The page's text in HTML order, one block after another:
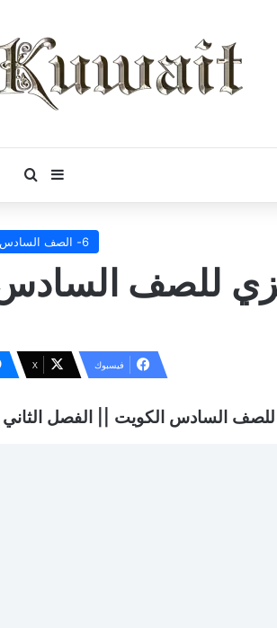
إضافة
6- الصف السادس
للصف
فيسبوك ‫X
للصف السادس الكويت || الفصل الثاني